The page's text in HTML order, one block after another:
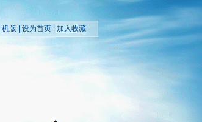
机版| 设为首页| 加入收藏